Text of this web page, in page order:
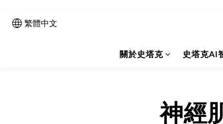
繁體中文
關於史塔克 史塔克AI
神經